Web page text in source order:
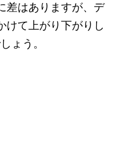
差はありますが、デ
けて上がり下がりし
ょう。